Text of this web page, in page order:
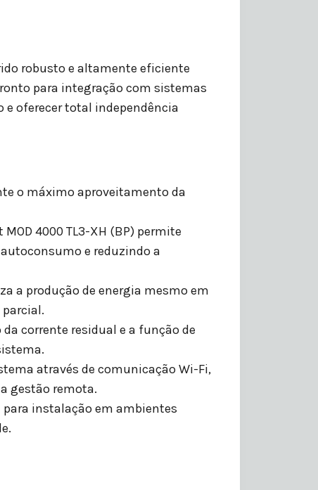
robusto e altamente eficiente
para integração com sistemas
oferecer total independência
o máximo aproveitamento da
4000 TL3-XH (BP) permite
e reduzindo a
a produção de energia mesmo em
corrente residual e a função de
através de comunicação Wi-Fi,
gestão remota.
para instalação em ambientes